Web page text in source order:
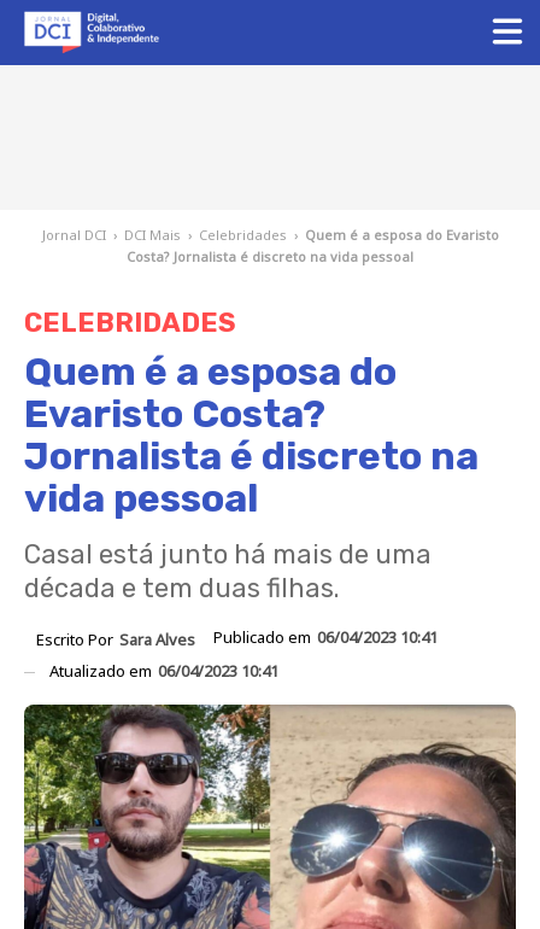
Jornal DCI › DCI Mais › Celebridades › Quem é a esposa do Evaristo
Costa? Jornalista é discreto na vida pessoal
CELEBRIDADES
Quem é a esposa do
Evaristo Costa?
Jornalista é discreto na
vida pessoal
Casal está junto há mais de uma
década e tem duas filhas.
Escrito Por Sara Alves Publicado em 06/04/2023 10:41
Atualizado em 06/04/2023 10:41